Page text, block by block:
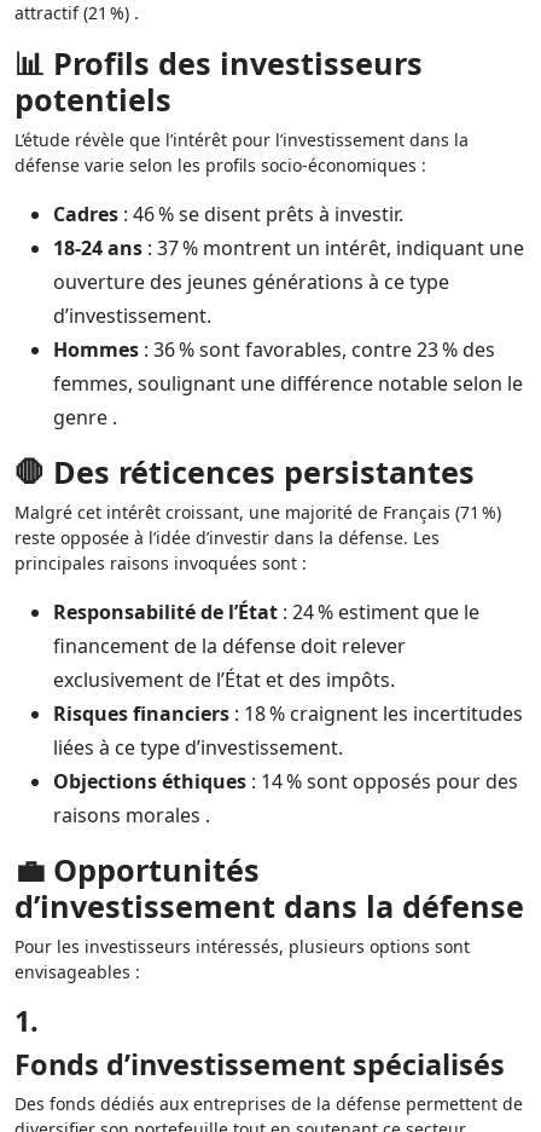
attractif (21 %) .
📊 Profils des investisseurs
potentiels
L’étude révèle que l’intérêt pour l’investissement dans la
défense varie selon les profils socio-économiques :
Cadres : 46 % se disent prêts à investir.
18-24 ans : 37 % montrent un intérêt, indiquant une
ouverture des jeunes générations à ce type
d’investissement.
Hommes : 36 % sont favorables, contre 23 % des
femmes, soulignant une différence notable selon le
genre .
🛑 Des réticences persistantes
Malgré cet intérêt croissant, une majorité de Français (71 %)
reste opposée à l’idée d’investir dans la défense. Les
principales raisons invoquées sont :
Responsabilité de l’État : 24 % estiment que le
financement de la défense doit relever
exclusivement de l’État et des impôts.
Risques financiers : 18 % craignent les incertitudes
liées à ce type d’investissement.
Objections éthiques : 14 % sont opposés pour des
raisons morales .
💼 Opportunités
d’investissement dans la défense
Pour les investisseurs intéressés, plusieurs options sont
envisageables :
1.
Fonds d’investissement spécialisés
Des fonds dédiés aux entreprises de la défense permettent de